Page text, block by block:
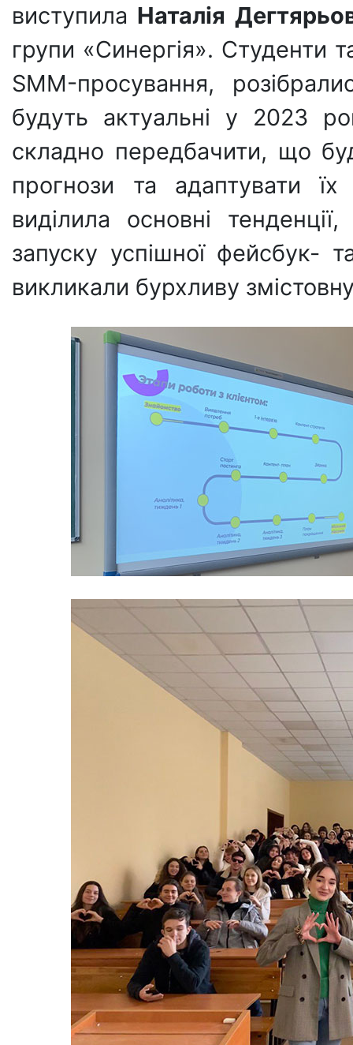
виступила Наталія
групи «Синергія». Студенти
SMM-просування,
будуть актуальні у 2023
складно передбачити, що
прогнози та адаптувати їх
виділила основні
запуску успішної фейсбук-
викликали бурхливу